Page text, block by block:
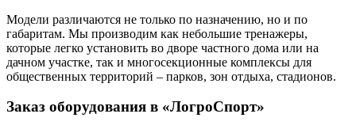
Модели различаются не только по назначению, но и по
габаритам. Мы производим как небольшие тренажеры,
которые легко установить во дворе частного дома или на
дачном участке, так и многосекционные комплексы для
общественных территорий – парков, зон отдыха, стадионов.
Заказ оборудования в «ЛогроСпорт»